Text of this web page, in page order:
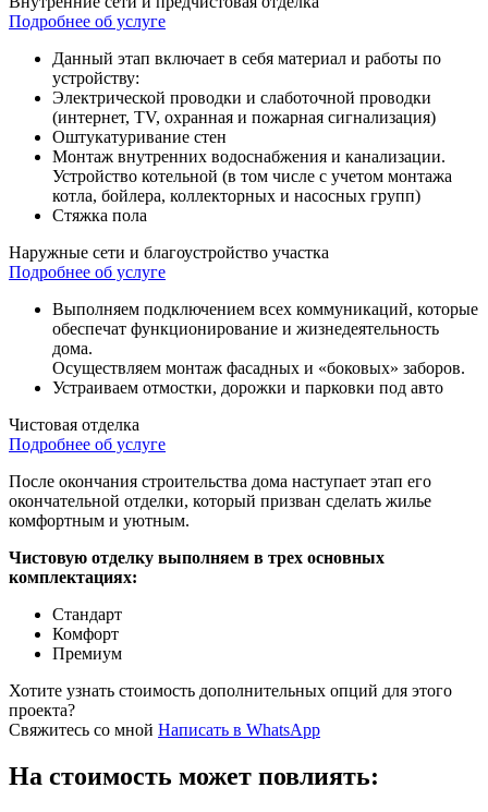
Подробнее об услуге
Данный этап включает в себя материал и работы по
устройству:
Электрической проводки и слаботочной проводки
(интернет, TV, охранная и пожарная сигнализация)
Оштукатуривание стен
Монтаж внутренних водоснабжения и канализации.
Устройство котельной (в том числе с учетом монтажа
котла, бойлера, коллекторных и насосных групп)
Стяжка пола
Наружные сети и благоустройство участка
Подробнее об услуге
Выполняем подключением всех коммуникаций, которые
обеспечат функционирование и жизнедеятельность
дома.
Осуществляем монтаж фасадных и «боковых» заборов.
Устраиваем отмостки, дорожки и парковки под авто
Чистовая отделка
Подробнее об услуге
После окончания строительства дома наступает этап его
окончательной отделки, который призван сделать жилье
комфортным и уютным.
Чистовую отделку выполняем в трех основных
комплектациях:
Стандарт
Комфорт
Премиум
Хотите узнать стоимость дополнительных опций для этого
проекта?
Свяжитесь со мной Написать в WhatsApp
На стоимость может повлиять: